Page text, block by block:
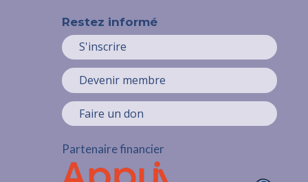
Restez informé
S'inscrire
Devenir membre
Faire un don
Partenaire financier